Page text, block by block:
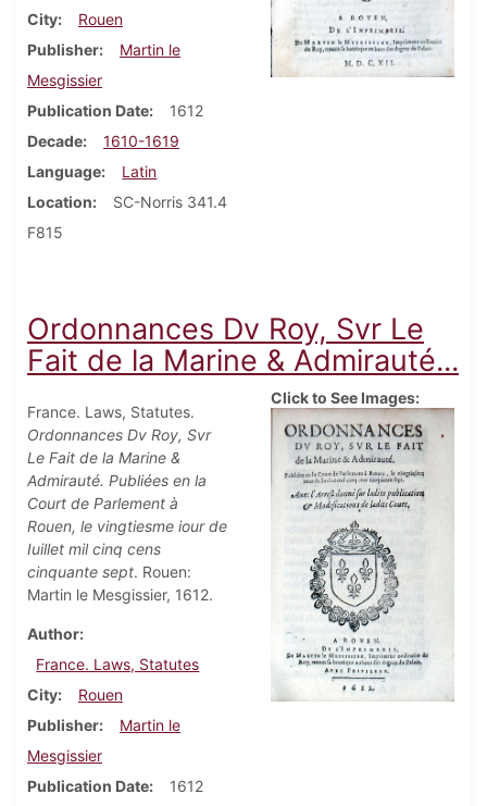
City
Rouen
Publisher
Martin le
Mesgissier
Publication Date
1612
Decade
1610-1619
Language
Latin
Location
SC-Norris 341.4
F815
Ordonnances Dv Roy, Svr Le
Fait de la Marine & Admirauté...
France. Laws, Statutes.
Ordonnances Dv Roy, Svr
Le Fait de la Marine &
Admirauté. Publiées en la
Court de Parlement à
Rouen, le vingtiesme iour de
Iuillet mil cinq cens
cinquante sept. Rouen:
Martin le Mesgissier, 1612.
Author
France. Laws, Statutes
City
Rouen
Publisher
Martin le
Mesgissier
Publication Date
1612
Click to See Images: